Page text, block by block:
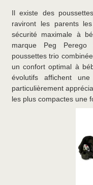
Il existe des
raviront les parents
sécurité maximale à
marque Peg
poussettes trio
un confort optimal à
évolutifs affichent
particulièrement
les plus compactes une